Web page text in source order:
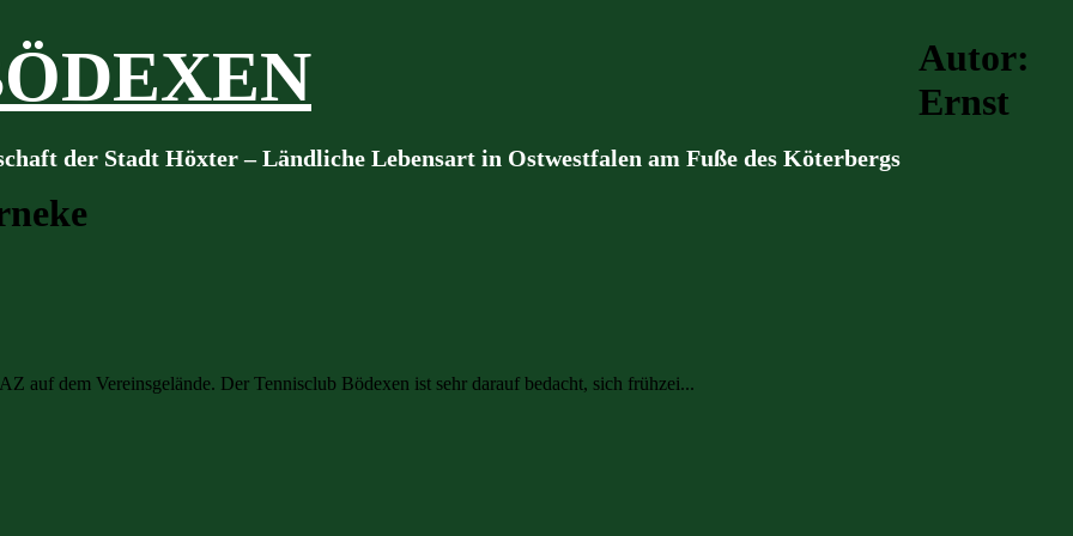
der Stadt Höxter – Ländliche Lebensart in Ostwestfalen am Fuße des Köterbergs
Autor:
Ernst
auf dem Vereinsgelände. Der Tennisclub Bödexen ist sehr darauf bedacht, sich frühzei...